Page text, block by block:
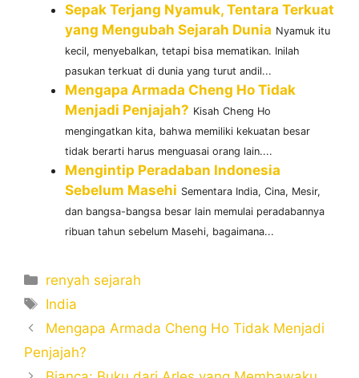
Sepak Terjang Nyamuk, Tentara Terkuat
yang Mengubah Sejarah Dunia Nyamuk itu
kecil, menyebalkan, tetapi bisa mematikan. Inilah
pasukan terkuat di dunia yang turut andil...
Mengapa Armada Cheng Ho Tidak
Menjadi Penjajah? Kisah Cheng Ho
mengingatkan kita, bahwa memiliki kekuatan besar
tidak berarti harus menguasai orang lain....
Mengintip Peradaban Indonesia
Sebelum Masehi Sementara India, Cina, Mesir,
dan bangsa-bangsa besar lain memulai peradabannya
ribuan tahun sebelum Masehi, bagaimana...
Categories
renyah sejarah
Tags
India
Mengapa Armada Cheng Ho Tidak Menjadi
Penjajah?